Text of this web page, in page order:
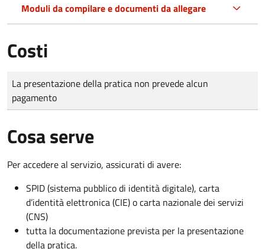
Moduli da compilare e documenti da allegare
Costi
Tipo di pagamento
Importo
La presentazione della pratica non prevede alcun
pagamento
Cosa serve
Per accedere al servizio, assicurati di avere:
SPID (sistema pubblico di identità digitale), carta
d’identità elettronica (CIE) o carta nazionale dei servizi
(CNS)
tutta la documentazione prevista per la presentazione
della pratica.